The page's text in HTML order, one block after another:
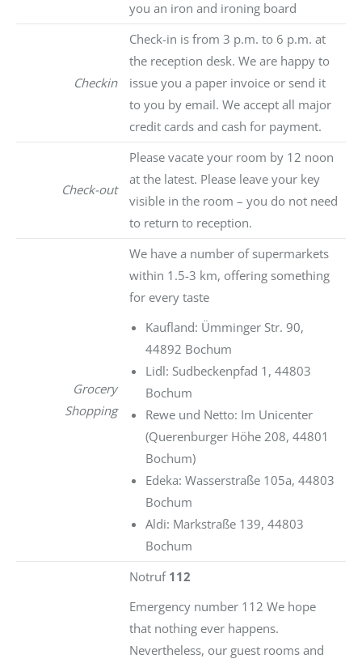
you an iron and ironing board
Checkin
Check-in is from 3 p.m. to 6 p.m. at
the reception desk. We are happy to
issue you a paper invoice or send it
to you by email. We accept all major
credit cards and cash for payment.
Check-out
Please vacate your room by 12 noon
at the latest. Please leave your key
visible in the room – you do not need
to return to reception.
Grocery
Shopping
We have a number of supermarkets
within 1.5-3 km, offering something
for every taste
Kaufland: Ümminger Str. 90,
44892 Bochum
Lidl: Sudbeckenpfad 1, 44803
Bochum
Rewe und Netto: Im Unicenter
(Querenburger Höhe 208, 44801
Bochum)
Edeka: Wasserstraße 105a, 44803
Bochum
Aldi: Markstraße 139, 44803
Bochum
Notruf 112
Emergency number 112 We hope
that nothing ever happens.
Nevertheless, our guest rooms and